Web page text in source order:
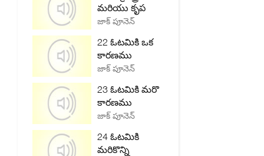
మరియు కృప
జాక్ పూనెన్
22 ఓటమికి ఒక
కారణము
జాక్ పూనెన్
23 ఓటమికి మరొ
కారణము
జాక్ పూనెన్
24 ఓటమికి
మరికొన్ని